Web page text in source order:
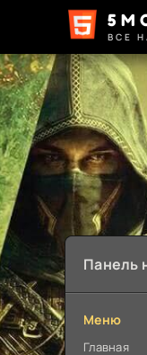
ВСЕ
Панель
Меню
Главная